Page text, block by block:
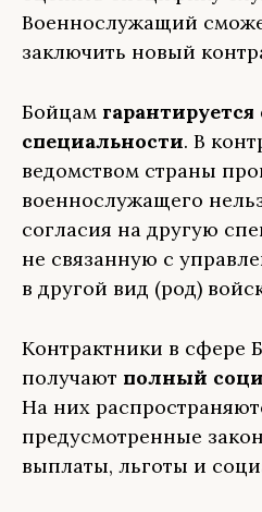
Военнослужащий
заключить новый
Бойцам
специальности. В
ведомством страны
военнослужащего
согласия на другую
не связанную с
в другой вид (род)
Контрактники в сфере
получают полный
На них
предусмотренные
выплаты, льготы и